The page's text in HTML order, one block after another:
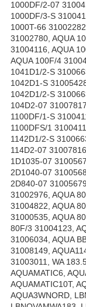
1000DF/2-07
1000DF/3-S
1000T-66
31002780, AQUA
31004116, AQUA
AQUA 100F/4
1041D1/2-S
1042D1-S
1042D1/2-S
104D2-07
1100DF/1-S
1100DFS/1
1142D1/2-S
114D2-07
1D1035-07
2D1040-07
2D840-07
31002976, AQUA
31004822, AQUA
31000535, AQUA
80F/3 31004123,
31006034, AQUA
31008149,
31003011, WA
AQUAMATIC6,
AQUAMATIC10T,
AQUA3WNORD,